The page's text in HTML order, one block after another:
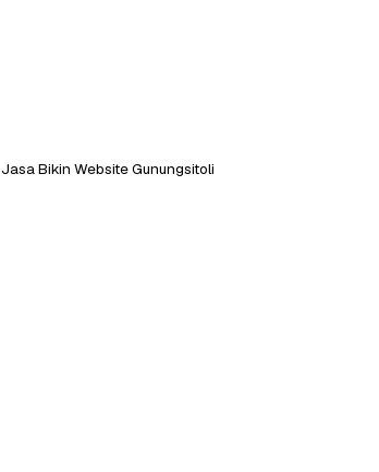
Jasa Bikin Website Gunungsitoli